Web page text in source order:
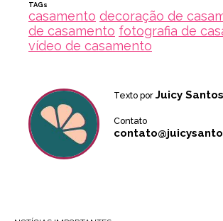
TAGs
casamento decoração de
de casamento fotografia de
vídeo de casamento
Texto por Juicy Santos
Contato